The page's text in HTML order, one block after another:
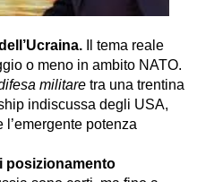
Il tema reale
o meno in ambito NATO.
militare tra una trentina
indiscussa degli USA,
potenza
posizionamento